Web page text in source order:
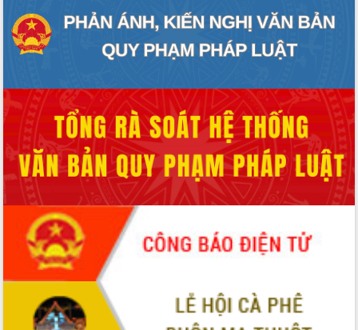
Đoàn đại biểu Quốc hội tỉnh Đắk Lắk
trao đổi thông tin trước Kỳ họp thứ
nhất, Quốc hội khóa XVI
thông nguồn lực phát triển
Nâng cao hiệu lực, hiệu quả HĐND
tỉnh thông qua hiện đại hóa hành chính
Xã Ea Phê gắn cải cách hành chính với
chuyển đổi số
Phó Chủ tịch Thường trực UBND tỉnh
Hồ Thị Nguyên Thảo làm việc tại Trung
tâm Phục vụ hành chính công xã Ea
Phê
Xây dựng nền hành chính số đồng
hành cùng nông dân dân, doanh nghiệp
Giai đoạn 2026-2030, Đắk Lắk phấn
đấu có 77% xã đạt chuẩn nông thôn